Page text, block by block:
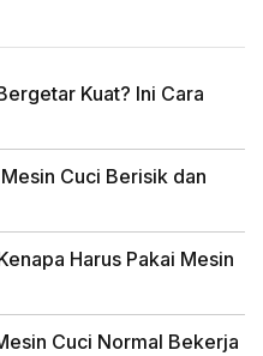
Kuat? Ini Cara
Cuci Berisik dan
Harus Pakai Mesin
Cuci Normal Bekerja